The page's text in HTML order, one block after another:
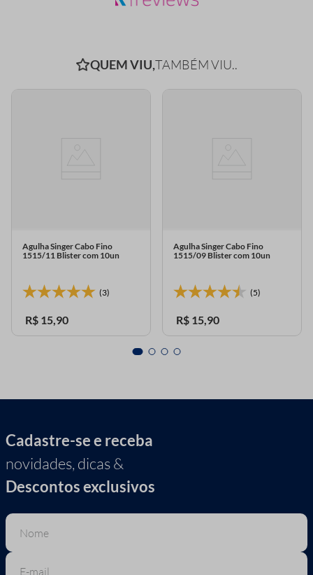
QUEM VIU,TAMBÉM VIU..
Agulha Singer Cabo Fino
1515/11 Blister com 10un
(3)
R$ 15,90
Agulha Singer Cabo Fino
1515/09 Blister com 10un
(5)
R$ 15,90
Cadastre-se e receba
novidades, dicas &
Descontos exclusivos